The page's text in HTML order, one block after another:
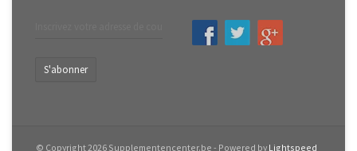
S'abonner
© Copyright 2026 Supplementencenter.be - Powered by Lightspeed